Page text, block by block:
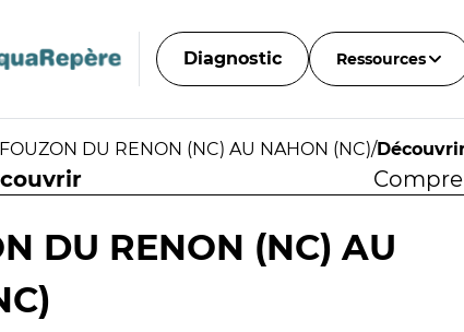
Diagnostic Ressources
DU RENON (NC) AU NAHON (NC)/
DU RENON (NC) AU